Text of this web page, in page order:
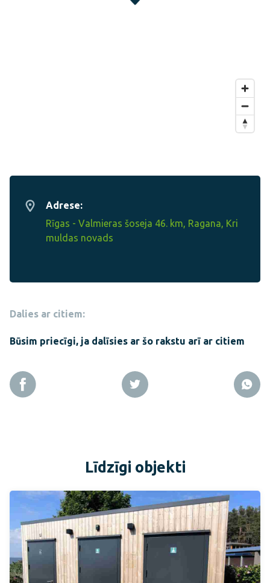
Adrese:
Rīgas - Valmieras šoseja 46. km, Ragana, Kri
muldas novads
Dalies ar citiem:
Būsim priecīgi, ja dalīsies ar šo rakstu arī ar citiem
Līdzīgi objekti